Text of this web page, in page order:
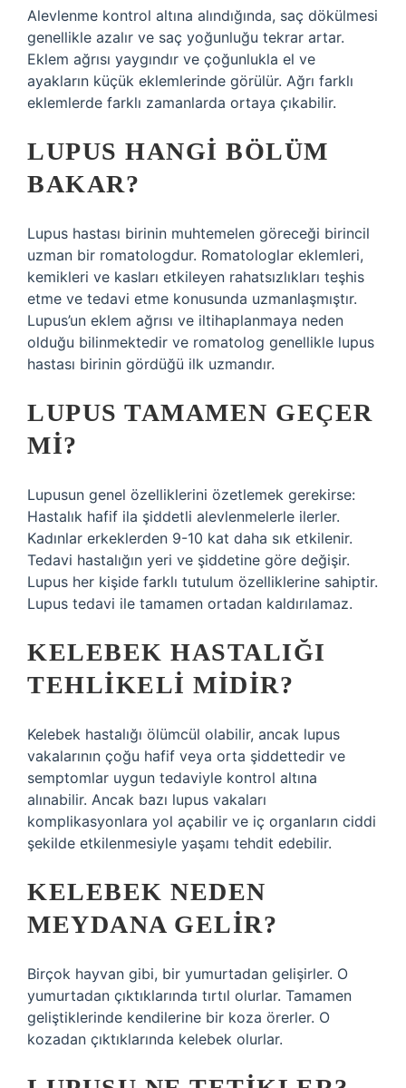
Alevlenme kontrol altına alındığında, saç dökülmesi
genellikle azalır ve saç yoğunluğu tekrar artar.
Eklem ağrısı yaygındır ve çoğunlukla el ve
ayakların küçük eklemlerinde görülür. Ağrı farklı
eklemlerde farklı zamanlarda ortaya çıkabilir.
LUPUS HANGI BÖLÜM
BAKAR?
Lupus hastası birinin muhtemelen göreceği birincil
uzman bir romatologdur. Romatologlar eklemleri,
kemikleri ve kasları etkileyen rahatsızlıkları teşhis
etme ve tedavi etme konusunda uzmanlaşmıştır.
Lupus’un eklem ağrısı ve iltihaplanmaya neden
olduğu bilinmektedir ve romatolog genellikle lupus
hastası birinin gördüğü ilk uzmandır.
LUPUS TAMAMEN GEÇER
MI?
Lupusun genel özelliklerini özetlemek gerekirse:
Hastalık hafif ila şiddetli alevlenmelerle ilerler.
Kadınlar erkeklerden 9-10 kat daha sık etkilenir.
Tedavi hastalığın yeri ve şiddetine göre değişir.
Lupus her kişide farklı tutulum özelliklerine sahiptir.
Lupus tedavi ile tamamen ortadan kaldırılamaz.
KELEBEK HASTALIĞI
TEHLIKELI MIDIR?
Kelebek hastalığı ölümcül olabilir, ancak lupus
vakalarının çoğu hafif veya orta şiddettedir ve
semptomlar uygun tedaviyle kontrol altına
alınabilir. Ancak bazı lupus vakaları
komplikasyonlara yol açabilir ve iç organların ciddi
şekilde etkilenmesiyle yaşamı tehdit edebilir.
KELEBEK NEDEN
MEYDANA GELIR?
Birçok hayvan gibi, bir yumurtadan gelişirler. O
yumurtadan çıktıklarında tırtıl olurlar. Tamamen
geliştiklerinde kendilerine bir koza örerler. O
kozadan çıktıklarında kelebek olurlar.